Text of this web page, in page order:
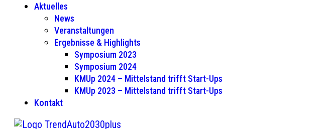
Aktuelles
News
Veranstaltungen
Ergebnisse & Highlights
Symposium 2023
Symposium 2024
KMUp 2024 – Mittelstand trifft Start-Ups
KMUp 2023 – Mittelstand trifft Start-Ups
Kontakt